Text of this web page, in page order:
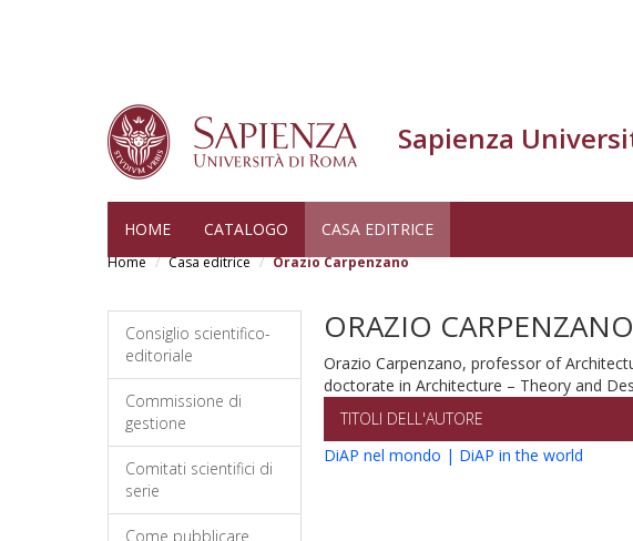
Sapienza
HOME CATALOGO CASA EDITRICE
Home Casa editrice Orazio Carpenzano
Consiglio scientifico-
editoriale
Commissione di
gestione
Comitati scientifici di
serie
Come pubblicare
ORAZIO CARPENZANO
Orazio Carpenzano, professor of
doctorate in Architecture – Theory and
TITOLI DELL'AUTORE
DiAP nel mondo | DiAP in the world